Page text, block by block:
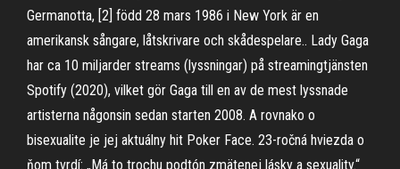
Germanotta, [2] född 28 mars 1986 i New York är en
amerikansk sångare, låtskrivare och skådespelare.. Lady Gaga
har ca 10 miljarder streams (lyssningar) på streamingtjänsten
Spotify (2020), vilket gör Gaga till en av de mest lyssnade
artisterna någonsin sedan starten 2008. A rovnako o
bisexualite je jej aktuálny hit Poker Face. 23-ročná hviezda o
ňom tvrdí: „Má to trochu podtón zmätenej lásky a sexuality.“